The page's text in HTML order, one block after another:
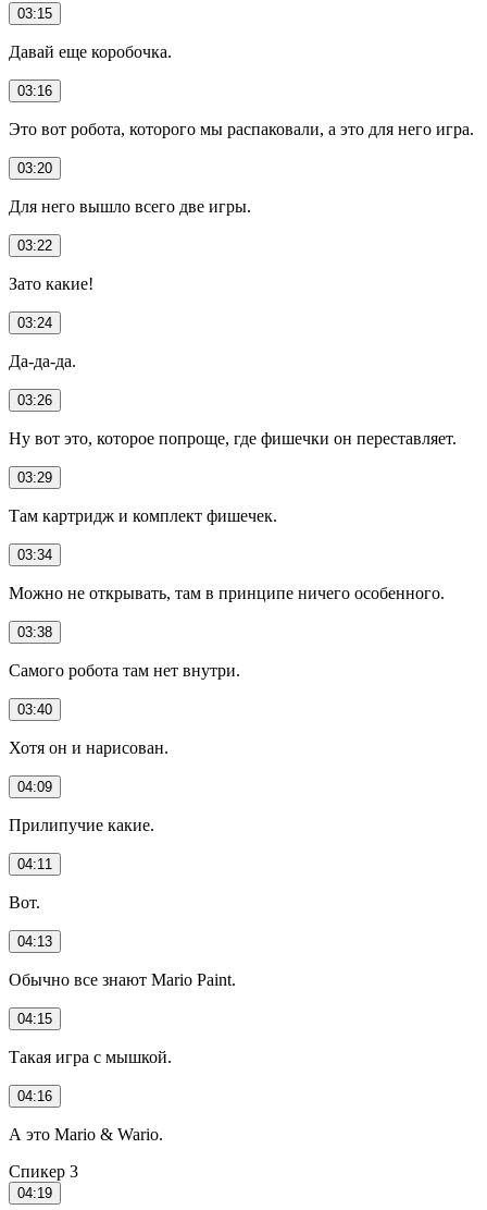
03:15
Давай еще коробочка.
03:16
Это вот робота, которого мы распаковали, а это для него игра.
03:20
Для него вышло всего две игры.
03:22
Зато какие!
03:24
Да-да-да.
03:26
Ну вот это, которое попроще, где фишечки он переставляет.
03:29
Там картридж и комплект фишечек.
03:34
Можно не открывать, там в принципе ничего особенного.
03:38
Самого робота там нет внутри.
03:40
Хотя он и нарисован.
04:09
Прилипучие какие.
04:11
Вот.
04:13
Обычно все знают Mario Paint.
04:15
Такая игра с мышкой.
04:16
А это Mario & Wario.
Спикер 3
04:19